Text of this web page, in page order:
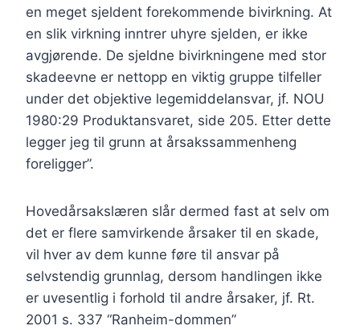
en meget sjeldent forekommende bivirkning. At
en slik virkning inntrer uhyre sjelden, er ikke
avgjørende. De sjeldne bivirkningene med stor
skadeevne er nettopp en viktig gruppe tilfeller
under det objektive legemiddelansvar, jf. NOU
1980:29 Produktansvaret, side 205. Etter dette
legger jeg til grunn at årsakssammenheng
foreligger”.
Hovedårsakslæren slår dermed fast at selv om
det er flere samvirkende årsaker til en skade,
vil hver av dem kunne føre til ansvar på
selvstendig grunnlag, dersom handlingen ikke
er uvesentlig i forhold til andre årsaker, jf. Rt.
2001 s. 337 “Ranheim-dommen”